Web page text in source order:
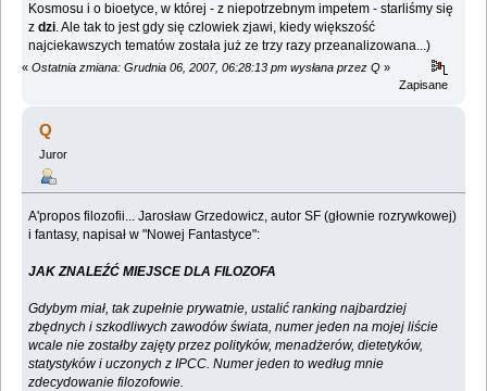
Kosmosu i o bioetyce, w której - z niepotrzebnym impetem - starliśmy się
zdzi. Ale tak to jest gdy się czlowiek zjawi, kiedy większość
najciekawszych tematów została już ze trzy razy przeanalizowana...)
« Ostatnia zmiana: Grudnia 06, 2007, 06:28:13 pm wysłana przez Q »
Zapisane
Q
Juror
A'propos filozofii... Jarosław Grzedowicz, autor SF (głownie rozrywkowej)
i fantasy, napisał w "Nowej Fantastyce":
JAK ZNALEŹĆ MIEJSCE DLA FILOZOFA
Gdybym miał, tak zupełnie prywatnie, ustalić ranking najbardziej
zbędnych i szkodliwych zawodów świata, numer jeden na mojej liście
wcale nie zostałby zajęty przez polityków, menadżerów, dietetyków,
statystyków i uczonych z IPCC. Numer jeden to według mnie
zdecydowanie filozofowie.